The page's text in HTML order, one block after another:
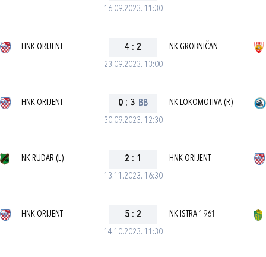
16.09.2023. 11:30
23.09.2023. 13:00
HNK ORIJENT 4 : 2 NK GROBNIČAN
30.09.2023. 12:30
HNK ORIJENT 0 : 3 BB NK LOKOMOTIVA (R)
13.11.2023. 16:30
NK RUDAR (L) 2 : 1 HNK ORIJENT
14.10.2023. 11:30
HNK ORIJENT 5 : 2 NK ISTRA 1961